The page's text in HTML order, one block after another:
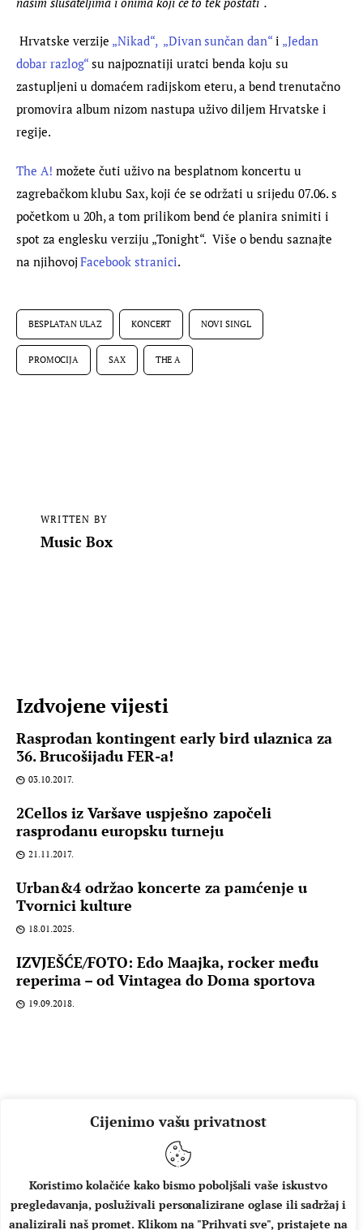
Cijenimo vašu privatnost
Koristimo kolačiće kako bismo poboljšali vaše iskustvo
pregledavanja, posluživali personalizirane oglase ili sadržaj i
analizirali naš promet. Klikom na "Prihvati sve", pristajete na
Hrvatske verzije „Nikad“, „Divan sunčan dan“ i „Jedan
dobar razlog“ su najpoznatiji uratci benda koju su
zastupljeni u domaćem radijskom eteru, a bend trenutačno
promovira album nizom nastupa uživo diljem Hrvatske i
regije.
The A! možete čuti uživo na besplatnom koncertu u
zagrebačkom klubu Sax, koji će se održati u srijedu 07.06. s
početkom u 20h, a tom prilikom bend će planira snimiti i
spot za englesku verziju „Tonight“.  Više o bendu saznajte
na njihovoj Facebook stranici.
BESPLATAN ULAZ KONCERT NOVI SINGL
PROMOCIJA SAX THE A
WRITTEN BY
Music Box
Izdvojene vijesti
Rasprodan kontingent early bird ulaznica za
36. Brucošijadu FER-a!
03.10.2017.
2Cellos iz Varšave uspješno započeli
rasprodanu europsku turneju
21.11.2017.
Urban&4 održao koncerte za pamćenje u
Tvornici kulture
18.01.2025.
IZVJEŠĆE/FOTO: Edo Maajka, rocker među
reperima – od Vintagea do Doma sportova
19.09.2018.
O NAMA IMPRESSUM UVJETI KORIŠTENJA